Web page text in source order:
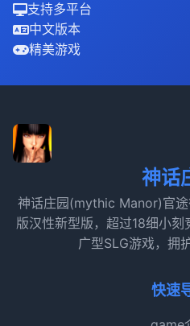
支持多平台
中文版本
精美游戏
神话
神话庄园(mythic Manor)官
版汉性新型版，超过18细小刻
广型SLG游戏，拥
快速